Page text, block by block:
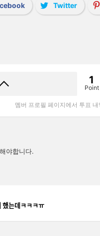
Twitter
1
Point
멤버 프로필 페이지에서 투표
해야합니다.
했는데ㅋㅋㅋㅠ